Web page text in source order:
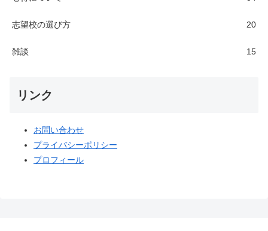
志望校の選び方 20
雑談 15
リンク
お問い合わせ
プライバシーポリシー
プロフィール